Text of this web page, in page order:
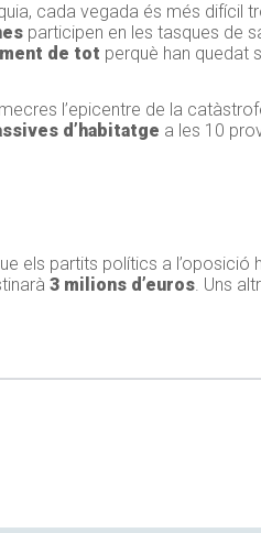
cada vegada és més difícil
participen en les tasques de
de tot perquè han quedat
l’epicentre de la
d’habitatge a les 10
els partits polítics a
3 milions d’euros. Uns